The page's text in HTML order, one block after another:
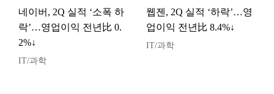
네이버, 2Q 실적 ‘소폭 하
락’…영업이익 전년比 0.
2%↓
IT/과학
웹젠, 2Q 실적 ‘하락’…영
업이익 전년比 8.4%↓
IT/과학